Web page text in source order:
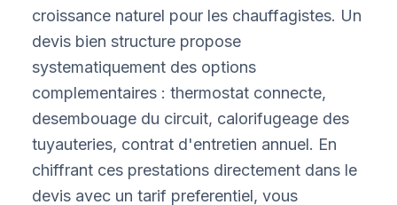
croissance naturel pour les chauffagistes. Un
devis bien structure propose
systematiquement des options
complementaires : thermostat connecte,
desembouage du circuit, calorifugeage des
tuyauteries, contrat d'entretien annuel. En
chiffrant ces prestations directement dans le
devis avec un tarif preferentiel, vous